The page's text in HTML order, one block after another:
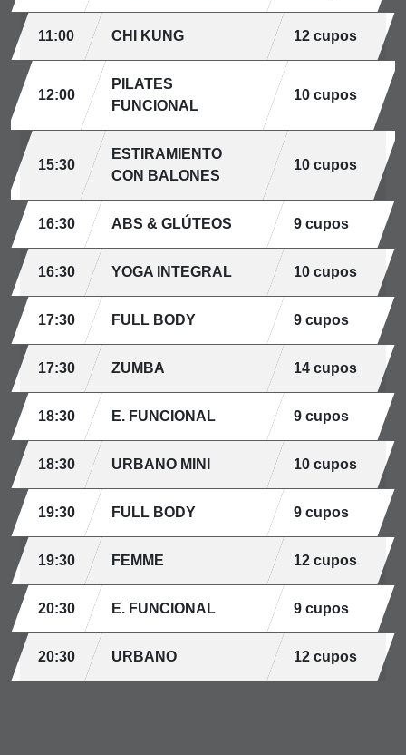
11:00 CHI KUNG 12 cupos
12:00
PILATES
FUNCIONAL
10 cupos
15:30
ESTIRAMIENTO
CON BALONES
10 cupos
16:30 ABS & GLÚTEOS 9 cupos
16:30 YOGA INTEGRAL 10 cupos
17:30 FULL BODY 9 cupos
17:30 ZUMBA 14 cupos
18:30 E. FUNCIONAL 9 cupos
18:30 URBANO MINI 10 cupos
19:30 FULL BODY 9 cupos
19:30 FEMME 12 cupos
20:30 E. FUNCIONAL 9 cupos
20:30 URBANO 12 cupos